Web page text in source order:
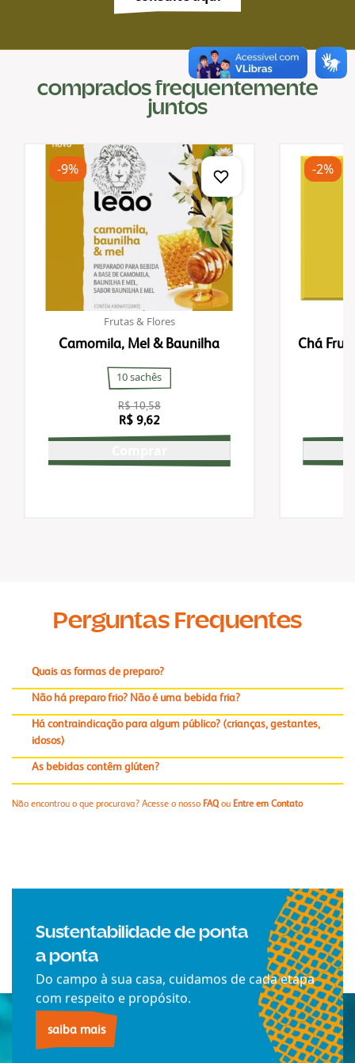
comprados frequentemente
juntos
Frutas & Flores
Camomila, Mel & Baunilha
10 sachês
-9%
R$ 9,62
R$ 10,58
Chá
-2%
Perguntas Frequentes
Quais as formas de preparo?
Não há preparo frio? Não é uma bebida fria?
Há contraindicação para algum público? (crianças, gestantes,
idosos)
As bebidas contêm glúten?
Não encontrou o que procurava? Acesse o nosso FAQ ou Entre em Contato
Sustentabilidade de ponta
a ponta
Do campo à sua casa, cuidamos de cada etapa
com respeito e propósito.
saiba mais